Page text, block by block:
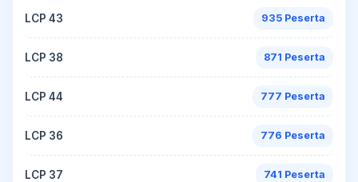
LCP 43 935 Peserta
LCP 38 871 Peserta
LCP 44 777 Peserta
LCP 36 776 Peserta
LCP 37 741 Peserta